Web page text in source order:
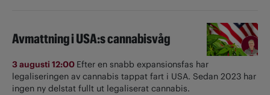
Avmattning i USA:s cannabisvåg
3 augusti 12:00 Efter en snabb expansionsfas har
legaliseringen av cannabis tappat fart i USA. Sedan 2023 har
ingen ny delstat fullt ut ­legaliserat cannabis.